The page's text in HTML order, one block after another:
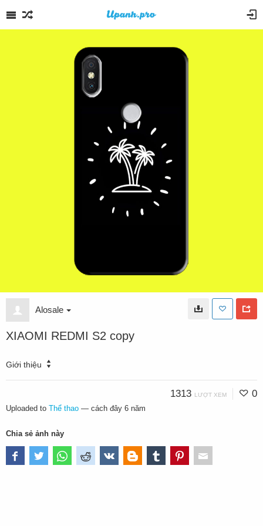
Alosale
XIAOMI REDMI S2 copy
Giới thiệu
1313 LƯỢT XEM 0
Uploaded to Thể thao — cách đây 6 năm
Chia sẻ ảnh này